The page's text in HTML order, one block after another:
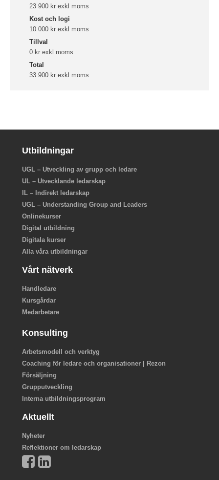
23 900 kr exkl moms
Kost och logi
10 000 kr exkl moms
Tillval
0 kr exkl moms
Total
33 900 kr exkl moms
Utbildningar
UGL – Utveckling av grupp och ledare
UL – Utvecklande ledarskap
IL – Indirekt ledarskap
UGL – Understanding Group and Leaders
Onlinekurser
Digital utbildning
Digitala kurser
Alla våra utbildningar
Vårt nätverk
Handledare
Kursgårdar
Medarbetare
Konsulting
Arbetsmodell och verktyg
Coaching för ledare och organisationer | Rezon
Försäljning
Grupputveckling
Interna utbildningsprogram
Aktuellt
Nyheter
Reflektioner om ledarskap